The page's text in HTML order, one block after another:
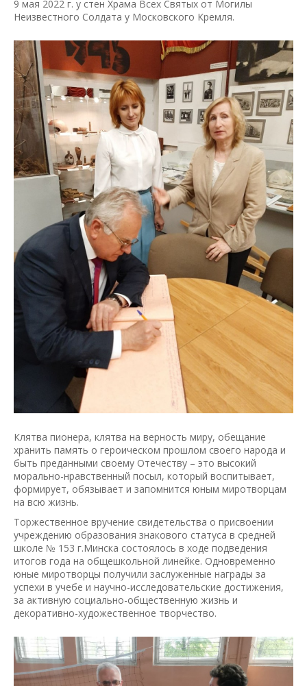
9 мая 2022 г. у стен Храма Всех Святых от Могилы
Неизвестного Солдата у Московского Кремля.
Клятва пионера, клятва на верность миру, обещание
хранить память о героическом прошлом своего народа и
быть преданными своему Отечеству – это высокий
морально-нравственный посыл, который воспитывает,
формирует, обязывает и запомнится юным миротворцам
на всю жизнь.
Торжественное вручение свидетельства о присвоении
учреждению образования знакового статуса в средней
школе № 153 г.Минска состоялось в ходе подведения
итогов года на общешкольной линейке. Одновременно
юные миротворцы получили заслуженные награды за
успехи в учебе и научно-исследовательские достижения,
за активную социально-общественную жизнь и
декоративно-художественное творчество.